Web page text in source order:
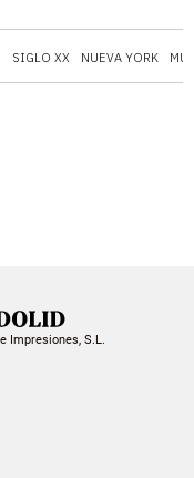
SIGLO XX NUEVA YORK
Impresiones, S.L.